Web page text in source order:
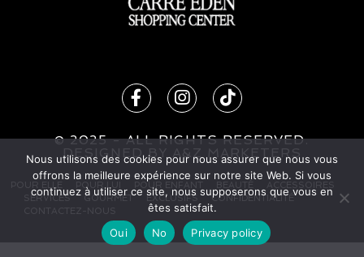
© 2025 - ALL RIGHTS RESERVED.
DESIG N ED BY A&Z MARKETERS
POUR ELLE POUR LUI POUR ENFANT BEAUTÉ
ACCESSOIRES
SERVICES
GOURMET EXCLUSIFS
CONFIDENTIALITÉ
CONTACTEZ-NOUS
Nous utilisons des cookies pour nous assurer que nous vous
offrons la meilleure expérience sur notre site Web. Si vous
continuez à utiliser ce site, nous supposerons que vous en
êtes satisfait.
Oui
No Privacy policy